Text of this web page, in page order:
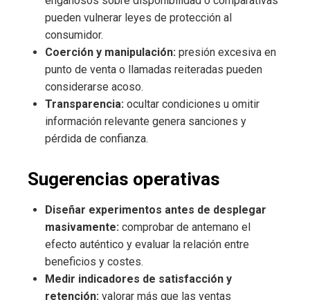
pueden vulnerar leyes de protección al
consumidor.
Coerción y manipulación: presión excesiva en
punto de venta o llamadas reiteradas pueden
considerarse acoso.
Transparencia: ocultar condiciones u omitir
información relevante genera sanciones y
pérdida de confianza.
Sugerencias operativas
Diseñar experimentos antes de desplegar
masivamente: comprobar de antemano el
efecto auténtico y evaluar la relación entre
beneficios y costes.
Medir indicadores de satisfacción y
retención: valorar más que las ventas